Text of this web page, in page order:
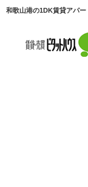
和歌山港の1DK賃貸アパ